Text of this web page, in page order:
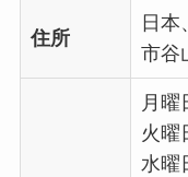
住所
日
市谷
月曜
火曜
水曜